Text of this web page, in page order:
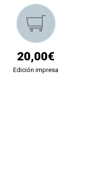
20,00€
Edición impresa